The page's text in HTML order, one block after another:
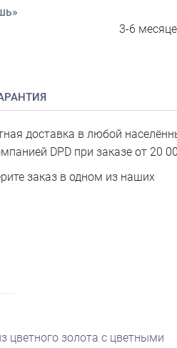
3-6
доставка в любой
DPD при заказе от 20
заказ в одном из наших
цветного золота с цветными